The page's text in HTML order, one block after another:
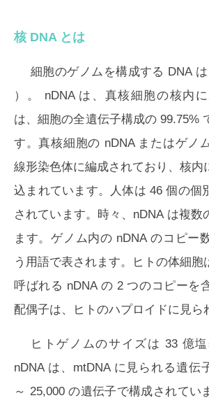
核 DNA とは
細胞のゲノムを構成する DNA
）。 nDNA は、真核細胞の核内
は、細胞の全遺伝子構成の 99.75%
す。真核細胞の nDNA またはゲノ
線形染色体に編成されており、核内
込まれています。人体は 46 個の個
されています。時々、nDNA は複数
ます。ゲノム内の nDNA のコピー
う用語で表されます。ヒトの体細胞
呼ばれる nDNA の 2 つのコピーを
配偶子は、ヒトのハプロイドに見ら
ヒトゲノムのサイズは 33 億
nDNA は、mtDNA に見られる遺伝
～ 25,000 の遺伝子で構成されてい